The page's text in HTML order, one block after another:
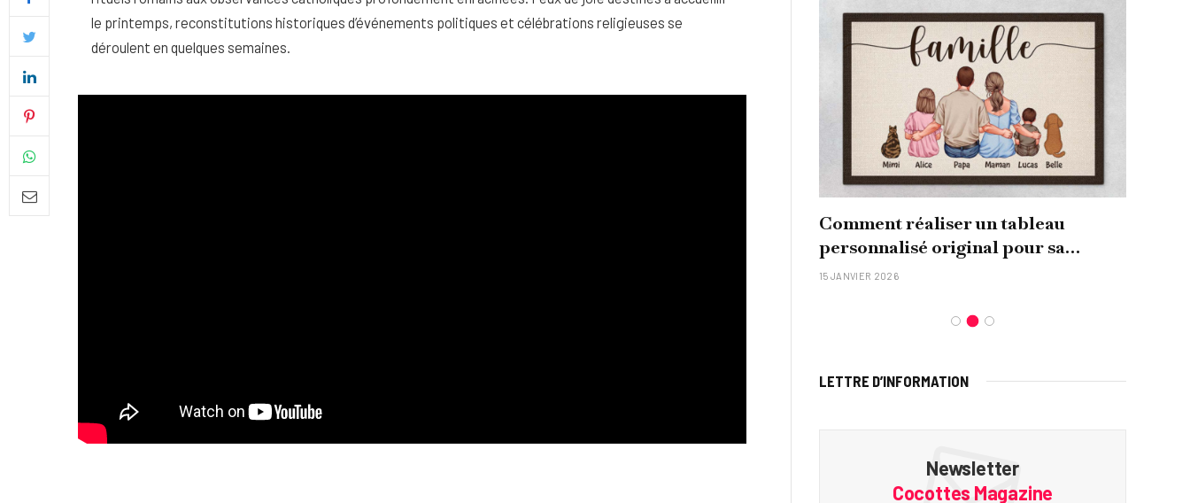
le printemps, reconstitutions historiques d’événements politiques et célébrations religieuses se
déroulent en quelques semaines.
Comment réaliser un tableau
personnalisé original pour sa
famille ?
15 JANVIER 2026
LETTRE D’INFORMATION
Newsletter
Cocottes Magazine